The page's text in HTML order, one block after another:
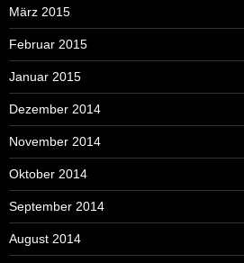
März 2015
Februar 2015
Januar 2015
Dezember 2014
November 2014
Oktober 2014
September 2014
August 2014